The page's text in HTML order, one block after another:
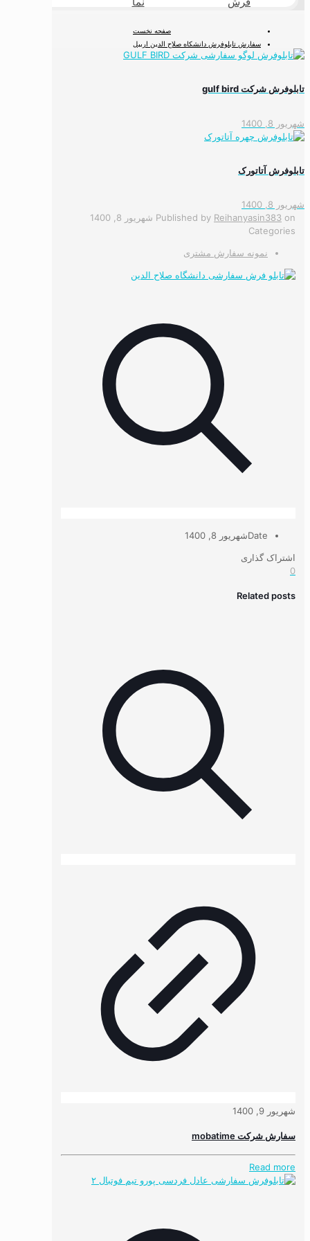
صفحه نخست
سفارش تابلوفرش دانشکاه صلاح الدین اربیل
تابلوفرش شرکت gulf bird
شهریور 8, 1400
تابلوفرش آتاتورک
شهریور 8, 1400
Published by Reihanyasin383 on
شهریور 8, 1400
Categories
نمونه سفارش مشتری
Dateشهریور 8, 1400
اشتراک گذاری
0
Related posts
شهریور 9, 1400
سفارش شرکت mobatime
Read more